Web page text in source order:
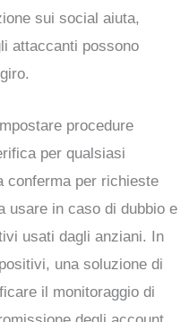
sui social aiuta,
attaccanti possono
procedure
per qualsiasi
conferma per richieste
usare in caso di dubbio e
usati dagli anziani. In
una soluzione di
il monitoraggio di